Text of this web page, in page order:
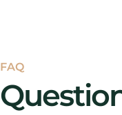
FAQ